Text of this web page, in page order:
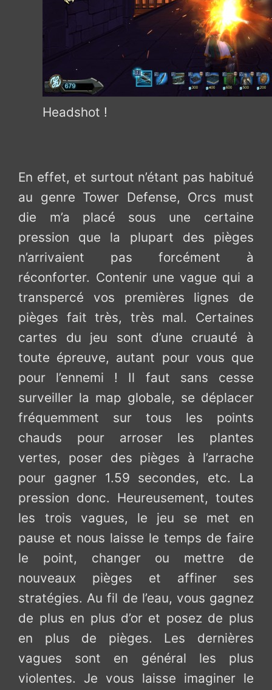
Headshot !
En effet, et surtout n’étant pas habitué
au genre Tower Defense, Orcs must
die m’a placé sous une certaine
pression que la plupart des pièges
n’arrivaient pas forcément à
réconforter. Contenir une vague qui a
transpercé vos premières lignes de
pièges fait très, très mal. Certaines
cartes du jeu sont d’une cruauté à
toute épreuve, autant pour vous que
pour l’ennemi ! Il faut sans cesse
surveiller la map globale, se déplacer
fréquemment sur tous les points
chauds pour arroser les plantes
vertes, poser des pièges à l’arrache
pour gagner 1.59 secondes, etc. La
pression donc. Heureusement, toutes
les trois vagues, le jeu se met en
pause et nous laisse le temps de faire
le point, changer ou mettre de
nouveaux pièges et affiner ses
stratégies. Au fil de l’eau, vous gagnez
de plus en plus d’or et posez de plus
en plus de pièges. Les dernières
vagues sont en général les plus
violentes. Je vous laisse imaginer le